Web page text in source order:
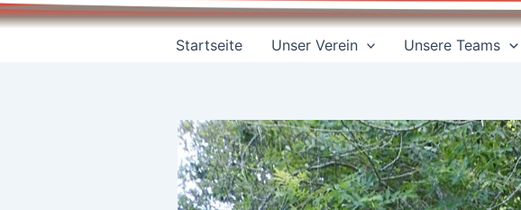
Startseite Unser Verein Unsere Teams